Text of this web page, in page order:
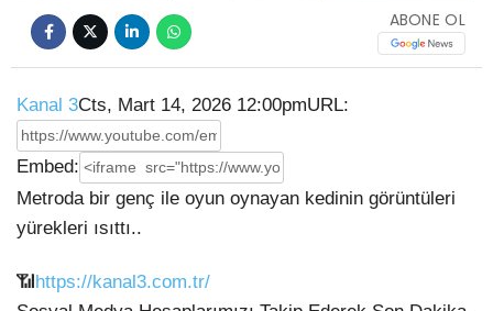
ABONE OL
Kanal 3Cts, Mart 14, 2026 12:00pmURL:
Embed:
Metroda bir genç ile oyun oynayan kedinin görüntüleri
yürekleri ısıttı..
📶https://kanal3.com.tr/